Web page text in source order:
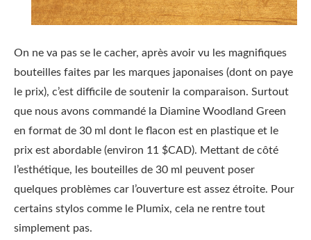
On ne va pas se le cacher, après avoir vu les magnifiques
bouteilles faites par les marques japonaises (dont on paye
le prix), c’est difficile de soutenir la comparaison. Surtout
que nous avons commandé la Diamine Woodland Green
en format de 30 ml dont le flacon est en plastique et le
prix est abordable (environ 11 $CAD). Mettant de côté
l’esthétique, les bouteilles de 30 ml peuvent poser
quelques problèmes car l’ouverture est assez étroite. Pour
certains stylos comme le Plumix, cela ne rentre tout
simplement pas.